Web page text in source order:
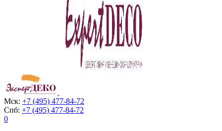
Мск: +7 (495) 477-84-72
Спб: +7 (495) 477-84-72
0